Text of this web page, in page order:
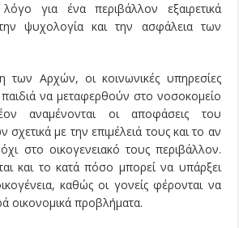
για ένα περιβάλλον εξαιρετικά
ψυχολογία και την ασφάλεια των
των Αρχών, οι κοινωνικές υπηρεσίες
να μεταφερθούν στο νοσοκομείο
αναμένονται οι αποφάσεις του
σχετικά με την επιμέλειά τους και το αν
στο οικογενειακό τους περιβάλλον.
και το κατά πόσο μπορεί να υπάρξει
καθώς οι γονείς φέρονται να
οικονομικά προβλήματα.